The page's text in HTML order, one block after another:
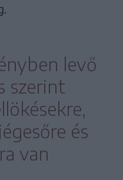
levő
szerint
és
van